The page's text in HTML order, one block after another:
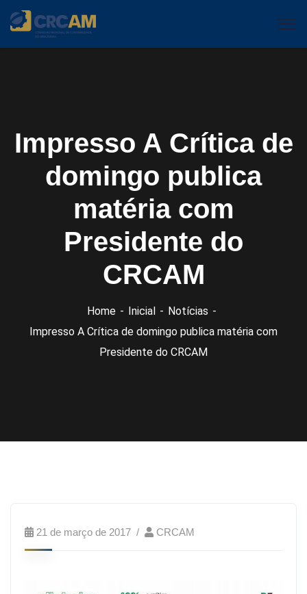
Impresso A Crítica de
domingo publica
matéria com
Presidente do
CRCAM
Home Inicial
Notícias
Impresso A Crítica de domingo publica matéria com
Presidente do CRCAM
21 de março de 2017 CRCAM